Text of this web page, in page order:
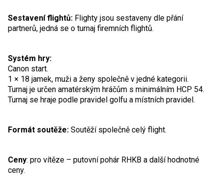
Sestavení flightů: Flighty jsou sestaveny dle přání
partnerů, jedná se o turnaj firemních flightů.
Systém hry:
Canon start.
1 × 18 jamek, muži a ženy společně v jedné kategorii.
Turnaj je určen amatérským hráčům s minimálním HCP 54.
Turnaj se hraje podle pravidel golfu a místních pravidel.
Formát soutěže: Soutěží společně celý flight.
Ceny: pro vítěze – putovní pohár RHKB a další hodnotné
ceny.